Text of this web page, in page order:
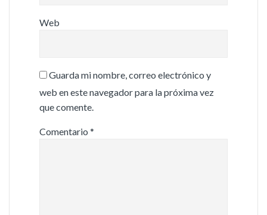
Web
Guarda mi nombre, correo electrónico y
web en este navegador para la próxima vez
que comente.
Comentario *